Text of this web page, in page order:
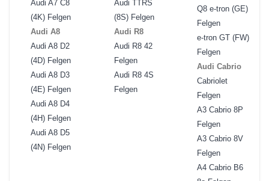
Audi A7 C8
(4K) Felgen
Audi A8
Audi A8 D2
(4D) Felgen
Audi A8 D3
(4E) Felgen
Audi A8 D4
(4H) Felgen
Audi A8 D5
(4N) Felgen
Audi TTRS
(8S) Felgen
Audi R8
Audi R8 42
Felgen
Audi R8 4S
Felgen
Q8 e-tron (GE)
Felgen
e-tron GT (FW)
Felgen
Audi Cabrio
Cabriolet
Felgen
A3 Cabrio 8P
Felgen
A3 Cabrio 8V
Felgen
A4 Cabrio B6